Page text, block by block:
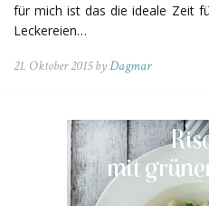
für mich ist das die ideale Zeit
Leckereien…
21. Oktober 2015 byDagmar